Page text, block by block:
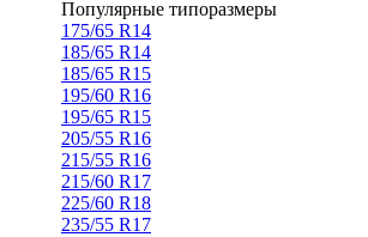
Популярные типоразмеры
175/65 R14
185/65 R14
185/65 R15
195/60 R16
195/65 R15
205/55 R16
215/55 R16
215/60 R17
225/60 R18
235/55 R17